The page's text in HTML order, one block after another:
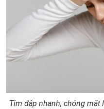
Tim đập nhanh, chóng